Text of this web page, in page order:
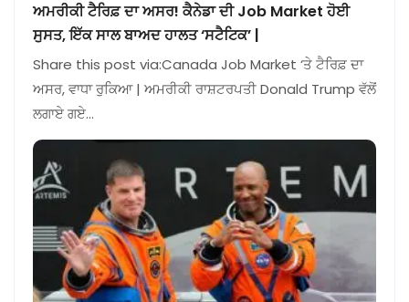
ਅਮਰੀਕੀ ਟੈਰਿਫ਼ ਦਾ ਅਸਰ! ਕੈਨੇਡਾ ਦੀ Job Market ਹੋਈ
ਸੁਸਤ, ਇੱਕ ਸਾਲ ਬਾਅਦ ਹਾਲਤ ‘ਸਟੈਟਿਕ’ |
Share this post via:Canada Job Market ‘ਤੇ ਟੈਰਿਫ਼ ਦਾ
ਅਸਰ, ਵਾਧਾ ਰੁਕਿਆ | ਅਮਰੀਕੀ ਰਾਸ਼ਟਰਪਤੀ Donald Trump ਵੱਲੋਂ
ਲਗਾਏ ਗਏ…